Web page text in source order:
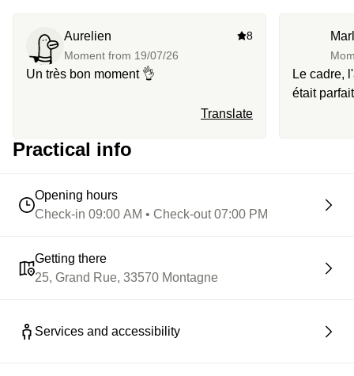
Aurelien
Moment from 19/07/26
8
Un très bon moment 👌
Translate
Le cadre,
était
Practical info
Opening hours
Check-in 09:00 AM • Check-out 07:00 PM
Getting there
25, Grand Rue, 33570 Montagne
Services and accessibility